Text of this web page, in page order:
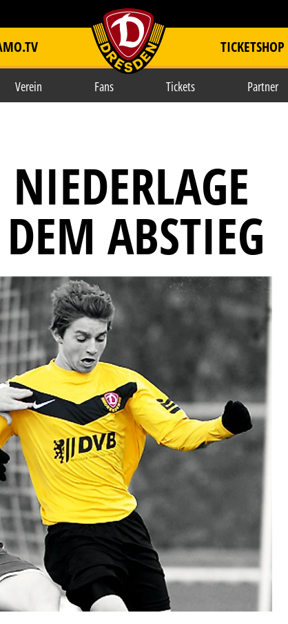
item.title TICKETSHOP
Verein Fans Tickets Partner
ABSTIEG